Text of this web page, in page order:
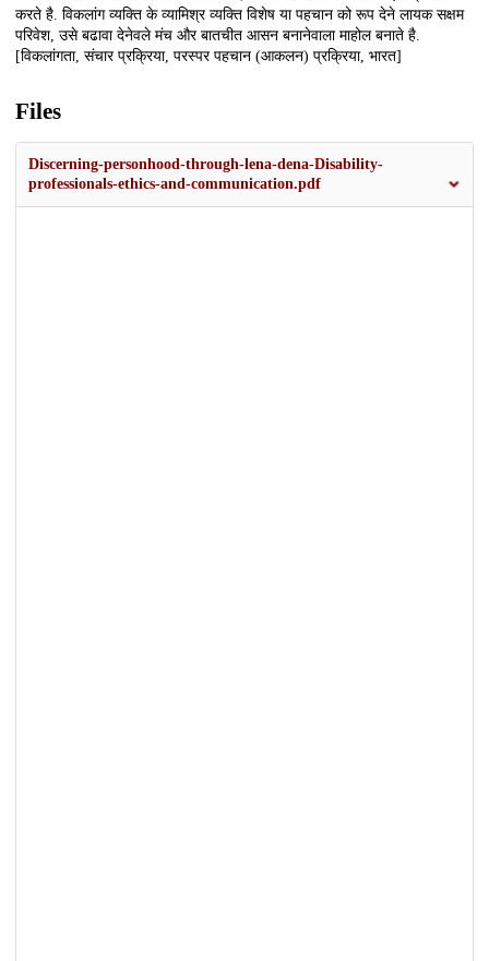
करते है. विकलांग व्यक्ति के व्यामिश्र व्यक्ति विशेष या पहचान को रूप देने लायक सक्षम
परिवेश, उसे बढावा देनेवले मंच और बातचीत आसन बनानेवाला माहोल बनाते है.
[विकलांगता, संचार प्रक्रिया, परस्पर पहचान (आकलन) प्रक्रिया, भारत]
Files
Discerning-personhood-through-lena-dena-Disability-
professionals-ethics-and-communication.pdf